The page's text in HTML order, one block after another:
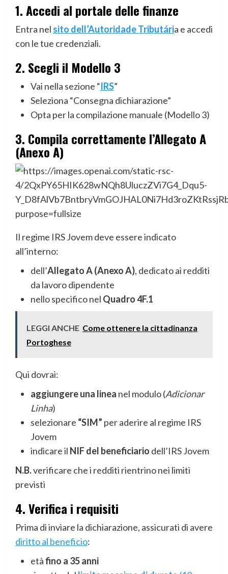
1. Accedi al portale delle finanze
Entra nel sito dell’Autoridade Tributária e accedi
con le tue credenziali.
2. Scegli il Modello 3
Vai nella sezione “IRS”
Seleziona “Consegna dichiarazione”
Opta per la compilazione manuale (Modello 3)
3. Compila correttamente l’Allegato A
(Anexo A)
Il regime IRS Jovem deve essere indicato
all’interno:
dell’Allegato A (Anexo A), dedicato ai redditi
da lavoro dipendente
nello specifico nel Quadro 4F.1
LEGGI ANCHE Come ottenere la cittadinanza
Portoghese
Qui dovrai:
aggiungere una linea nel modulo (Adicionar
Linha)
selezionare “SIM” per aderire al regime IRS
Jovem
indicare il NIF del beneficiario dell’IRS Jovem
N.B.verificare che i redditi rientrino nei limiti
previsti
4. Verifica i requisiti
Prima di inviare la dichiarazione, assicurati di avere
diritto al beneficio:
etàfino a 35 anni